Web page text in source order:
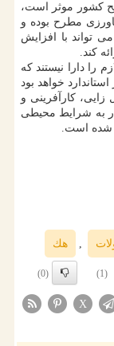
کشور موثر است،
مطرح بوده و
تواند با افزایش
کند.
را دارا نیستند که
خواهد بود
زایی، کارآفرینی و
به شرایط محیطی
شده است.
, هك
(1)
(0)
X